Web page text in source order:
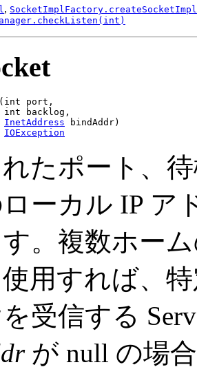
,
(int port,
backlog,
InetAddress bindAddr)
IOException
たポート、
ローカル IP ア
。複数ホー
用すれば、
受信する
が null の場